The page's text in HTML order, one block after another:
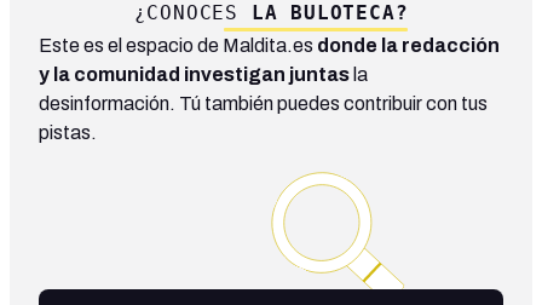
¿CONOCES LA BULOTECA?
Este es el espacio de Maldita.es donde la redacción
y la comunidad investigan juntas la
desinformación. Tú también puedes contribuir con tus
pistas.